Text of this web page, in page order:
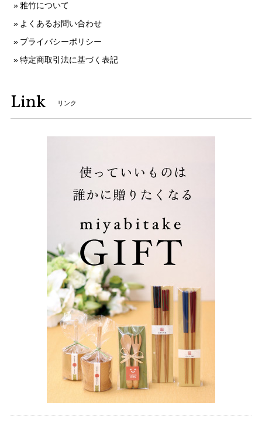
雅竹について
よくあるお問い合わせ
プライバシーポリシー
特定商取引法に基づく表記
Link リンク